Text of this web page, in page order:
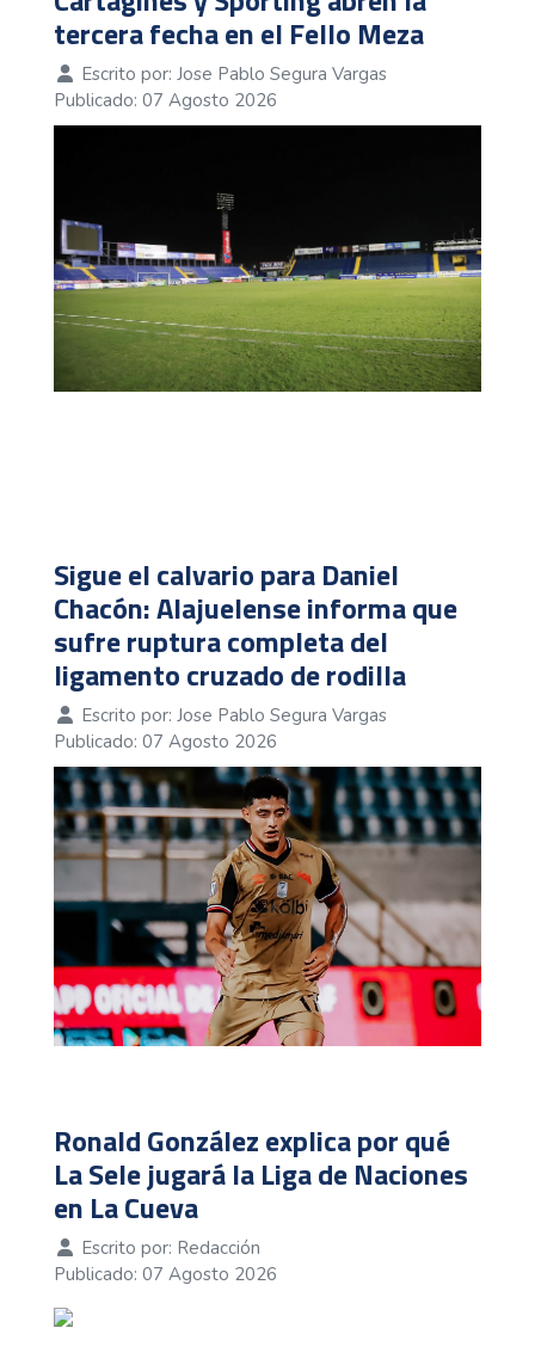
tercera fecha en el Fello Meza
Escrito por: Jose Pablo Segura Vargas
Publicado: 07 Agosto 2026
Sigue el calvario para Daniel
Chacón: Alajuelense informa que
sufre ruptura completa del
ligamento cruzado de rodilla
Escrito por: Jose Pablo Segura Vargas
Publicado: 07 Agosto 2026
Ronald González explica por qué
La Sele jugará la Liga de Naciones
en La Cueva
Escrito por: Redacción
Publicado: 07 Agosto 2026